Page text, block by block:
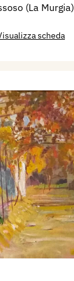
(La Murgia)
scheda